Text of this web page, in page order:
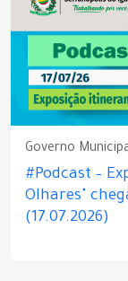
Governo
#Podcast –
Olhares"
(17.07.2026)